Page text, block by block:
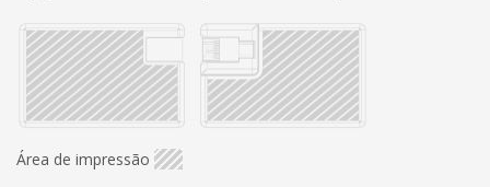
Área de impressão